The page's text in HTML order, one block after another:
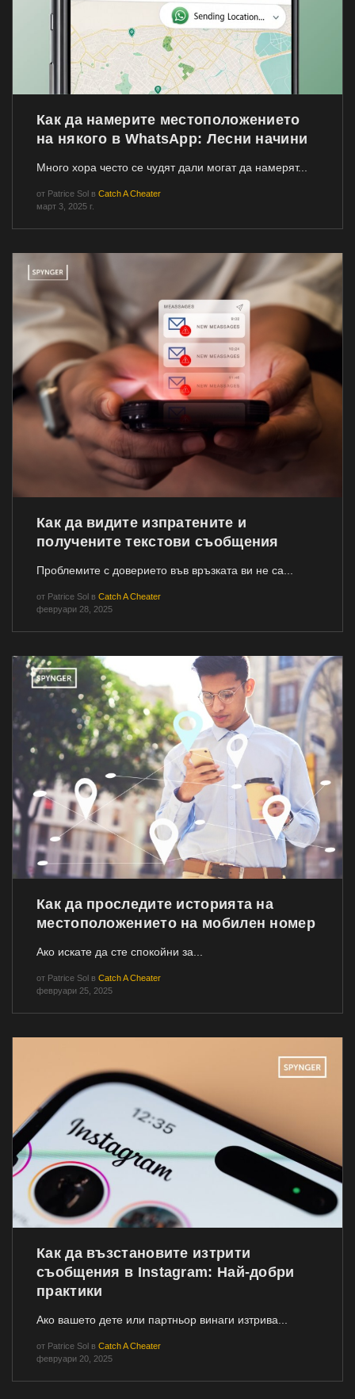
Как да намерите местоположението
на някого в WhatsApp: Лесни начини
Много хора често се чудят дали могат да намерят...
от Patrice Sol в Catch A Cheater
март 3, 2025 г.
Как да видите изпратените и
получените текстови съобщения
Проблемите с доверието във връзката ви не са...
от Patrice Sol в Catch A Cheater
февруари 28, 2025
Как да проследите историята на
местоположението на мобилен номер
Ако искате да сте спокойни за...
от Patrice Sol в Catch A Cheater
февруари 25, 2025
Как да възстановите изтрити
съобщения в Instagram: Най-добри
практики
Ако вашето дете или партньор винаги изтрива...
от Patrice Sol в Catch A Cheater
февруари 20, 2025